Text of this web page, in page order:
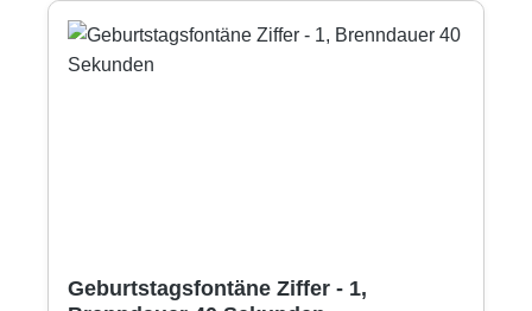
Geburtstagsfontäne Ziffer - 1,